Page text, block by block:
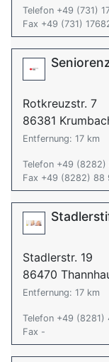
Telefon +49 (731)
Fax +49 (731)
Rotkreuzstr. 7
86381
Entfernung: 17 km
Telefon +49
Fax +49 (8282) 88
Stadlerstr. 19
86470
Entfernung: 17 km
Telefon +49 (8281)
Fax -